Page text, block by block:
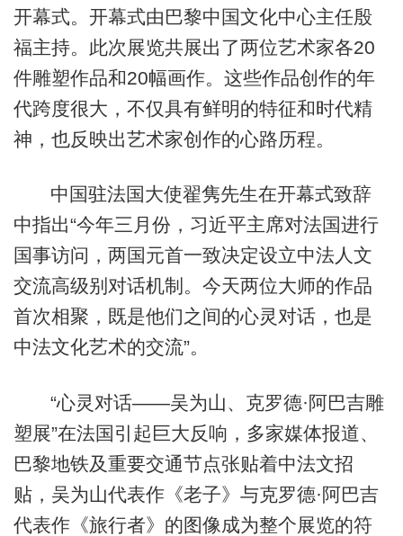
开幕式。开幕式由巴黎中国文化中心主任殷
福主持。此次展览共展出了两位艺术家各20
件雕塑作品和20幅画作。这些作品创作的年
代跨度很大，不仅具有鲜明的特征和时代精
神，也反映出艺术家创作的心路历程。
中国驻法国大使翟隽先生在开幕式致辞
中指出“今年三月份，习近平主席对法国进行
国事访问，两国元首一致决定设立中法人文
交流高级别对话机制。今天两位大师的作品
首次相聚，既是他们之间的心灵对话，也是
中法文化艺术的交流”。
“心灵对话——吴为山、克罗德·阿巴吉雕
塑展”在法国引起巨大反响，多家媒体报道、
巴黎地铁及重要交通节点张贴着中法文招
贴，吴为山代表作《老子》与克罗德·阿巴吉
代表作《旅行者》的图像成为整个展览的符